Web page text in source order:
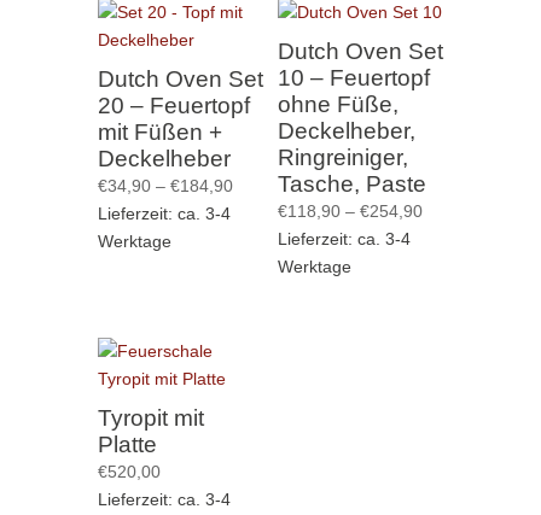
Dutch Oven Set
20 – Feuertopf
mit Füßen +
Deckelheber
€34,90 – €184,90Preisspanne:
€34,90
€184,90
Lieferzeit: ca. 3-4
Werktage
Dutch Oven Set
10 – Feuertopf
ohne Füße,
Deckelheber,
Ringreiniger,
Tasche, Paste
€118,90 – €254,90Preisspanne:
Lieferzeit: ca. 3-4
Werktage
Tyropit mit
Platte
€520,00
Lieferzeit: ca. 3-4